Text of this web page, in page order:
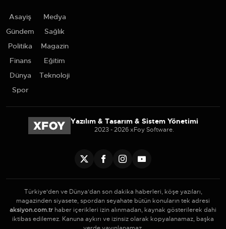
Asayiş
Gündem
Politika
Finans
Dünya
Spor
Medya
Sağlık
Magazin
Eğitim
Teknoloji
Yazılım & Tasarım & Sistem Yönetimi
2023 - 2026 xFoy Software.
Türkiye'den ve Dünya’dan son dakika haberleri, köşe yazıları,
magazinden siyasete, spordan seyahate bütün konuların tek adresi
aksiyon.com.tr haber içerikleri izin alınmadan, kaynak gösterilerek dahi
iktibas edilemez. Kanuna aykırı ve izinsiz olarak kopyalanamaz, başka